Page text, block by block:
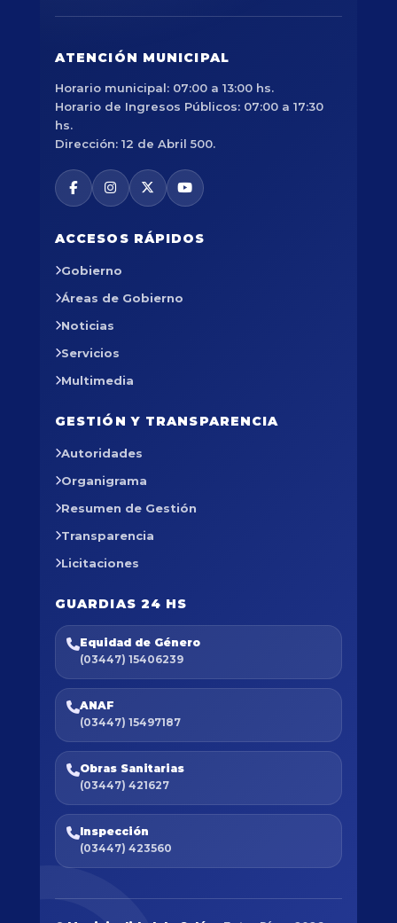
ATENCIÓN MUNICIPAL
Horario municipal: 07:00 a 13:00 hs.
Horario de Ingresos Públicos: 07:00 a 17:30
hs.
Dirección: 12 de Abril 500.
ACCESOS RÁPIDOS
Gobierno
Áreas de Gobierno
Noticias
Servicios
Multimedia
GESTIÓN Y TRANSPARENCIA
Autoridades
Organigrama
Resumen de Gestión
Transparencia
Licitaciones
GUARDIAS 24 HS
Equidad de Género
(03447) 15406239
ANAF
(03447) 15497187
Obras Sanitarias
(03447) 421627
Inspección
(03447) 423560